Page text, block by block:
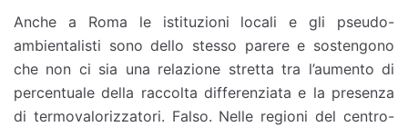
Anche a Roma le istituzioni locali e gli pseudo-
ambientalisti sono dello stesso parere e sostengono
che non ci sia una relazione stretta tra l’aumento di
percentuale della raccolta differenziata e la presenza
di termovalorizzatori. Falso. Nelle regioni del centro-